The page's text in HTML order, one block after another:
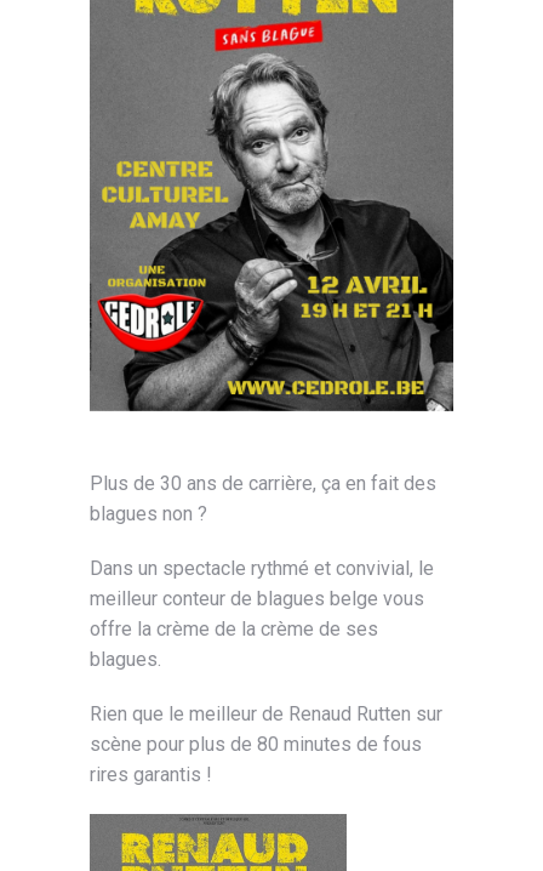
Plus de 30 ans de carrière, ça en fait des
blagues non ?
Dans un spectacle rythmé et convivial, le
meilleur conteur de blagues belge vous
offre la crème de la crème de ses
blagues.
Rien que le meilleur de Renaud Rutten sur
scène pour plus de 80 minutes de fous
rires garantis !